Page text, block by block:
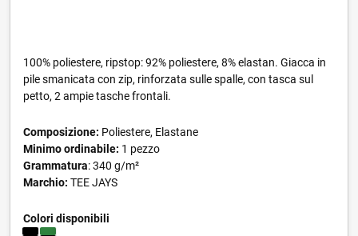
100% poliestere, ripstop: 92% poliestere, 8% elastan. Giacca in
pile smanicata con zip, rinforzata sulle spalle, con tasca sul
petto, 2 ampie tasche frontali.
Composizione: Poliestere, Elastane
Minimo ordinabile: 1 pezzo
Grammatura: 340 g/m²
Marchio: TEE JAYS
Colori disponibili